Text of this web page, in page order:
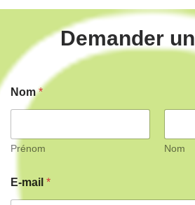
Demander
Nom*
Prénom Nom
-
m
e
s
E-mail *